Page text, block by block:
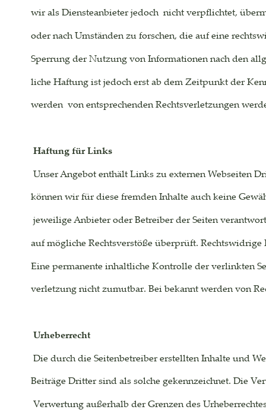
wir als Diensteanbieter jedoch  nicht verpflichtet,
oder nach Umständen zu forschen, die auf eine
Sperrung der Nutzung von Informationen nach den
liche Haftung ist jedoch erst ab dem Zeitpunkt der
werden  von entsprechenden Rechtsverletzungen
Haftung für Links
Unser Angebot enthält Links zu externen Webseiten
können wir für diese fremden Inhalte auch keine
jeweilige Anbieter oder Betreiber der Seiten
auf mögliche Rechtsverstöße überprüft.
Eine permanente inhaltliche Kontrolle der verlinkten
verletzung nicht zumutbar. Bei bekannt werden von
Urheberrecht
Die durch die Seitenbetreiber erstellten Inhalte und
Beiträge Dritter sind als solche gekennzeichnet. Die
Verwertung außerhalb der Grenzen des